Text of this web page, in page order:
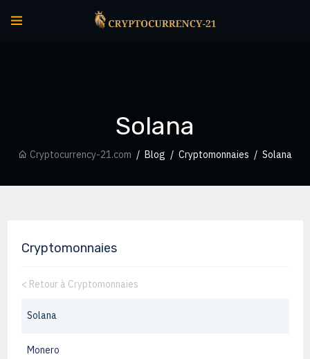
Solana
Cryptocurrency-21.com Blog Cryptomonnaies Solana
Cryptomonnaies
< Retour à Cryptomonnaies
Solana
Monero